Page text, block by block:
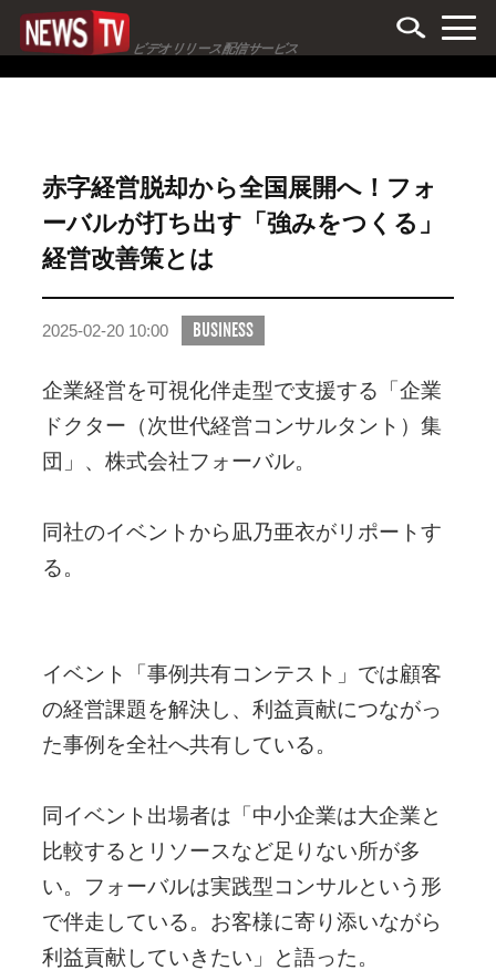
ビデオリリース配信サービス
赤字経営脱却から全国展開へ！フォ
ーバルが打ち出す「強みをつくる」
経営改善策とは
2025-02-20 10:00 BUSINESS
企業経営を可視化伴走型で支援する「企業
ドクター（次世代経営コンサルタント）集
団」、株式会社フォーバル。
同社のイベントから凪乃亜衣がリポートす
る。
イベント「事例共有コンテスト」では顧客
の経営課題を解決し、利益貢献につながっ
た事例を全社へ共有している。
同イベント出場者は「中小企業は大企業と
比較するとリソースなど足りない所が多
い。フォーバルは実践型コンサルという形
で伴走している。お客様に寄り添いながら
利益貢献していきたい」と語った。